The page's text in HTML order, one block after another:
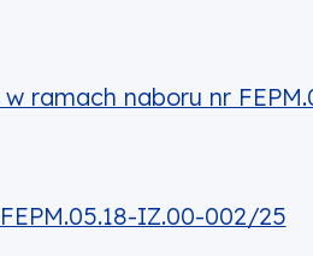
nr FEPM.05.18-IZ.00-002/25
ramach naboru nr
002/25 IZ.00-002/25